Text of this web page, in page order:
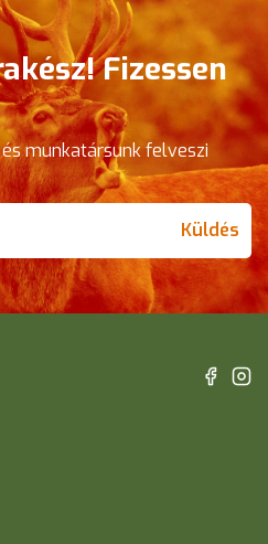
Fizessen
munkatársunk felveszi
Küldés